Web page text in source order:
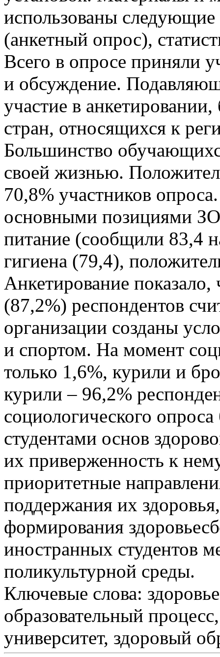
использованы
(анкетный опрос),
Всего в опросе приняли
и обсуждение.
участие в
стран, относящихся к
Большинство
своей жизнью.
70,8% участников
основными позициями
питание (сообщили 83,4
гигиена (79,4),
Анкетирование
(87,2%) респондентов
организации созданы
и спортом. На момент
только 1,6%, курили и
курили – 96,2%
социологического
студентами основ
их приверженность к
приоритетные
поддержания их
формирования
иностранных студентов
поликультурной среды.
Ключевые слова:
образовательный
университет, здоровый